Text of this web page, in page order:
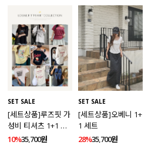
SET SALE
[세트상품]루즈핏 가
성비 티셔츠 1+1 세
트
10%35,700원
SET SALE
[세트상품]오베니 1+
1 세트
28%35,700원